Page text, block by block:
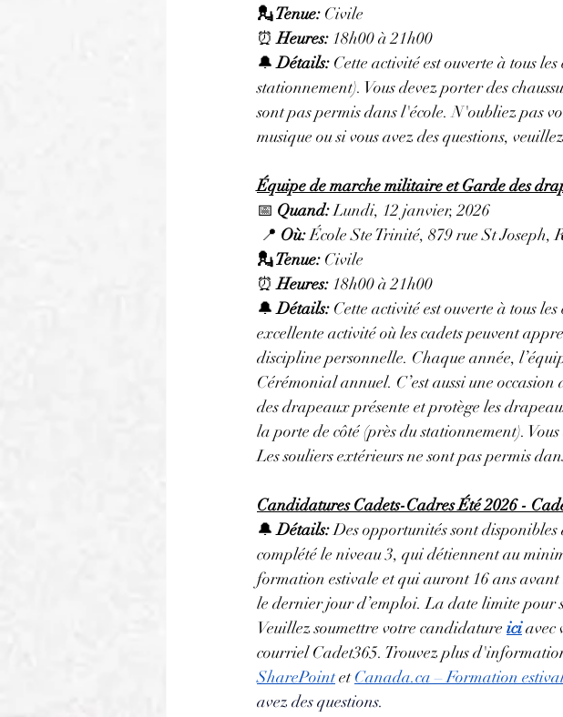
💂 Tenue: Civile
⏰ Heures: 18h00 à 21h00
🔔 Détails: Cette activité est ouverte à tous
stationnement). Vous devez porter des
sont pas permis dans l'école. N'oubliez pas
musique ou si vous avez des questions,
Équipe de marche militaire et Garde des
📅 Quand: Lundi, 12 janvier, 2026
📍 Où: École Ste Trinité, 879 rue St Joseph,
💂 Tenue: Civile
⏰ Heures: 18h00 à 21h00
🔔 Détails: Cette activité est ouverte à tous
excellente activité où les cadets peuvent
discipline personnelle. Chaque année,
Cérémonial annuel. C’est aussi une
des drapeaux présente et protège les
la porte de côté (près du stationnement).
Les souliers extérieurs ne sont pas permis
Candidatures Cadets-Cadres Été 2026 -
🔔 Détails: Des opportunités sont
complété le niveau 3, qui détiennent au
formation estivale et qui auront 16 ans
le dernier jour d’emploi. La date limite pour
Veuillez soumettre votre candidature ici avec
courriel Cadet365. Trouvez plus
SharePoint et Canada.ca – Formation
avez des questions.